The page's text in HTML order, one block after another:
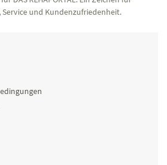
Service und Kundenzufriedenheit.